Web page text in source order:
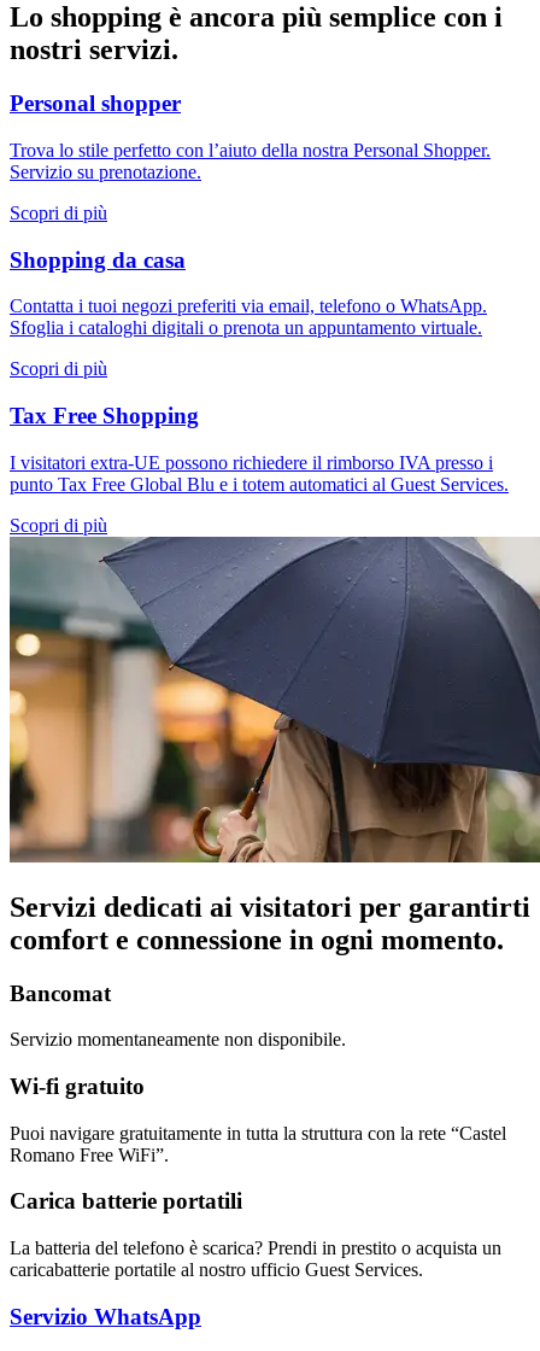
Lo shopping è ancora più semplice con i
nostri servizi.
Personal shopper
Trova lo stile perfetto con l’aiuto della nostra Personal Shopper.
Servizio su prenotazione.
Scopri di più
Shopping da casa
Contatta i tuoi negozi preferiti via email, telefono o WhatsApp.
Sfoglia i cataloghi digitali o prenota un appuntamento virtuale.
Scopri di più
Tax Free Shopping
I visitatori extra-UE possono richiedere il rimborso IVA presso i
punto Tax Free Global Blu e i totem automatici al Guest Services.
Scopri di più
Servizi dedicati ai visitatori per garantirti
comfort e connessione in ogni momento.
Bancomat
Servizio momentaneamente non disponibile.
Wi-fi gratuito
Puoi navigare gratuitamente in tutta la struttura con la rete “Castel
Romano Free WiFi”.
Carica batterie portatili
La batteria del telefono è scarica? Prendi in prestito o acquista un
caricabatterie portatile al nostro ufficio Guest Services.
Servizio WhatsApp